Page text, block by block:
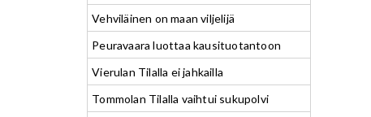
Vehviläinen on maan viljelijä
Peuravaara luottaa kausituotantoon
Vierulan Tilalla ei jahkailla
Tommolan Tilalla vaihtui sukupolvi